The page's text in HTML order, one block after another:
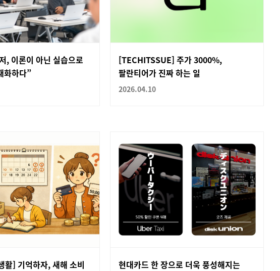
, 이론이 아닌 실습으로
화하다”
[TECHITSSUE] 주가 3000%,
팔란티어가 진짜 하는 일
2026.04.10
활] 기억하자, 새해 소비
현대카드 한 장으로 더욱 풍성해지는